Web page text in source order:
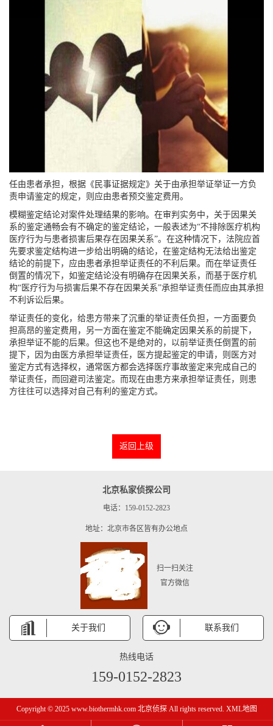
任由患者承担，根据《民事证据规定》关于由承担举证举证一方负
责申请鉴定的规定，则应由患者预交鉴定费用。
模糊鉴定结论对案件处理结果的影响。在审判实务中，关于因果关
系的鉴定通畅会有不确定的鉴定结论，一般表述为“不排除医疗机构
医疗行为与患者损害后果存在因果关系”。在这种情况下，法院应首
先要求鉴定结构进一步给出明确的结论，在鉴定结构无法给出鉴定
结论的前提下，应由患者承担举证责任的不利后果。而在举证责任
倒置的情况下，如鉴定结论没有明确存在因果关系，而基于医疗机
构“医疗行为与损害后果不存在因果关系”承担举证责任而应由其承担
不利诉讼后果。
举证责任的变化，给患方带来了沉重的举证责任负担，一方面要负
担高昂的鉴定费用，另一方面在鉴定不能确定因果关系的前提下，
承担举证不能的后果。但这也不是绝对的，以前举证责任倒置的前
提下，因为由医方承担举证责任，医方提起鉴定的申请，则医方对
鉴定方式有选择权，通常医方都会选择医疗事故鉴定来完成自己的
举证责任，而回避司法鉴定。而现在由患方来承担举证责任，则患
方往往可以选择对自己有利的鉴定方式。
返回上级
北京私家侦探公司
电话：159-0152-2823
地址：北京市各区皆有办公地点
扫一扫关注
官方微信
关于我们 联系我们
热线电话
159-0152-2823
Copyright © 2025 www.biothermhk.com 北京侦探 All rights reserved. XML地图